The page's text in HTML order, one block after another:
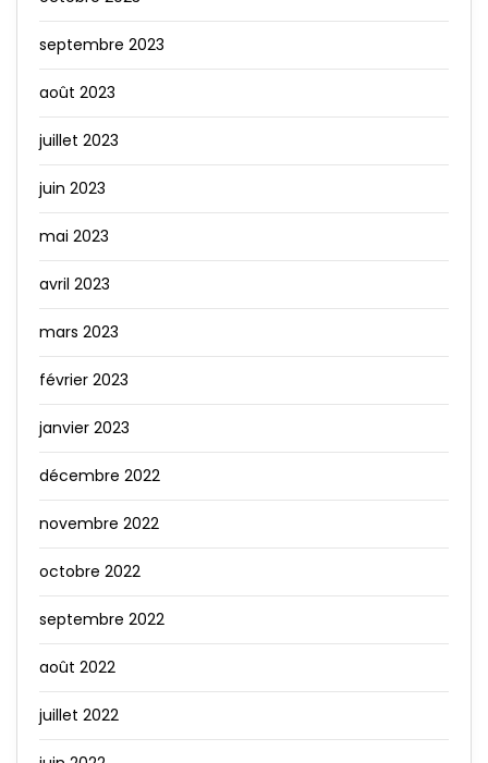
septembre 2023
août 2023
juillet 2023
juin 2023
mai 2023
avril 2023
mars 2023
février 2023
janvier 2023
décembre 2022
novembre 2022
octobre 2022
septembre 2022
août 2022
juillet 2022